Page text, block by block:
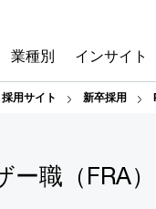
業種別 インサイト
用サイト 新卒採用
職（FRA）